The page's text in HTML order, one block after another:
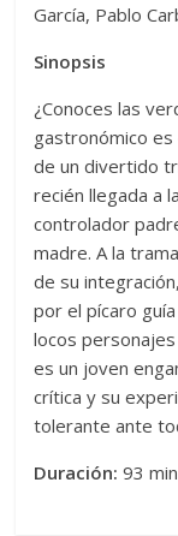
García, Pablo
Sinopsis
¿Conoces las
gastronómico
de un divertido
recién llegada a
controlador
madre. A la
de su
por el pícaro
locos
es un joven
crítica y su
tolerante ante
Duración: 93